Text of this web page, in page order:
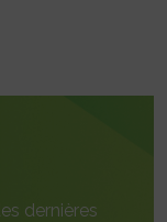
dernières